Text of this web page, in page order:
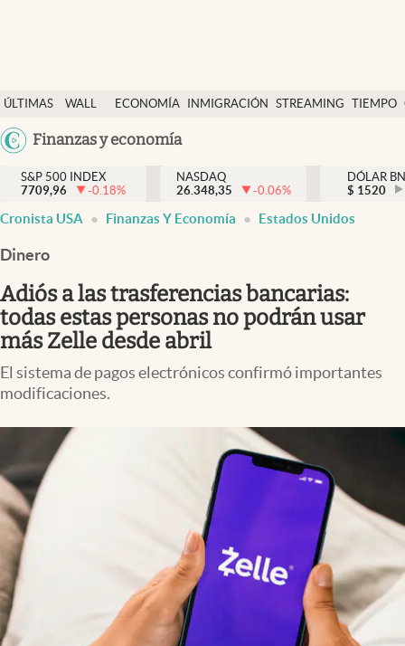
ÚLTIMAS
NOTICIAS
WALL
DÓLAR
ECONOMÍA INMIGRACIÓN STREAMING TIEMPO
México
USA
Finanzas y economía
Finanzas y economía
Wall Street y dólar
Inmigración
Espiritual
Streaming
PC y mobile
S&P 500 INDEX
7709,96
-0.18%
NASDAQ
26.348,35
-0.06%
DÓLAR
$ 1520
Cronista USA Finanzas Y Economía Estados Unidos
Dinero
Adiós a las trasferencias bancarias:
todas estas personas no podrán usar
más Zelle desde abril
El sistema de pagos electrónicos confirmó importantes
modificaciones.